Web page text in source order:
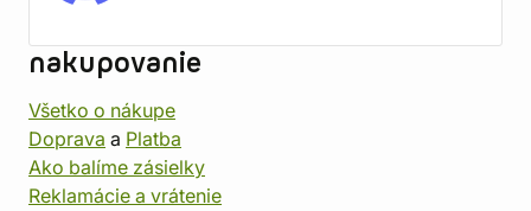
nakupovanie
Všetko o nákupe
Doprava a Platba
Ako balíme zásielky
Reklamácie a vrátenie